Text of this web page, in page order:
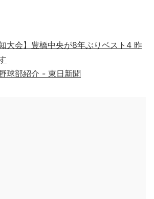
大会】豊橋中央が8年ぶりベスト4 昨
球部紹介 - 東日新聞